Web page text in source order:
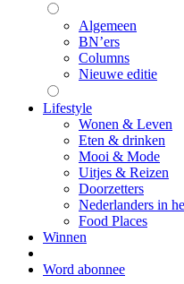
Algemeen
BN’ers
Columns
Nieuwe editie
Lifestyle
Wonen & Leven
Eten & drinken
Mooi & Mode
Uitjes & Reizen
Doorzetters
Nederlanders in
Food Places
Winnen
Word abonnee